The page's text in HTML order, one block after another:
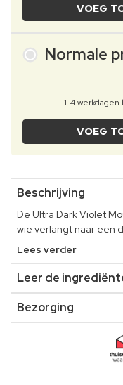
VOEG
Normale
1-4
VOEG
Beschrijving
De Ultra Dark Violet
wie verlangt naar een
Lees verder
Leer de
Bezorging